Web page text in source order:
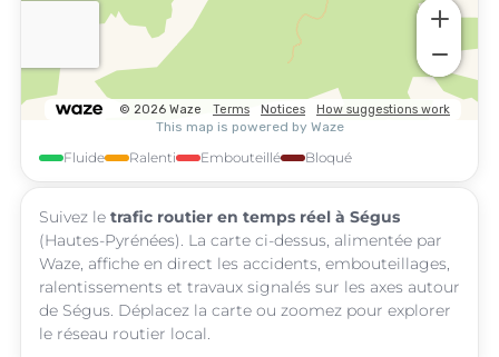
Fluide Ralenti Embouteillé Bloqué
Suivez le trafic routier en temps réel à Ségus
(Hautes-Pyrénées). La carte ci-dessus, alimentée par
Waze, affiche en direct les accidents, embouteillages,
ralentissements et travaux signalés sur les axes autour
de Ségus. Déplacez la carte ou zoomez pour explorer
le réseau routier local.